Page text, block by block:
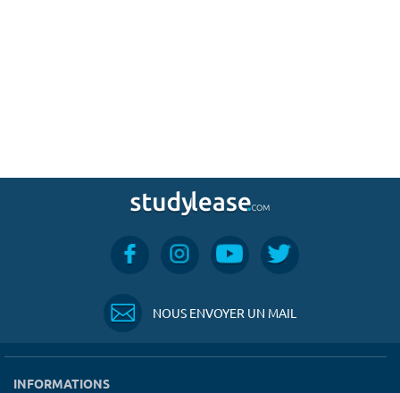
NOUS ENVOYER UN MAIL
INFORMATIONS